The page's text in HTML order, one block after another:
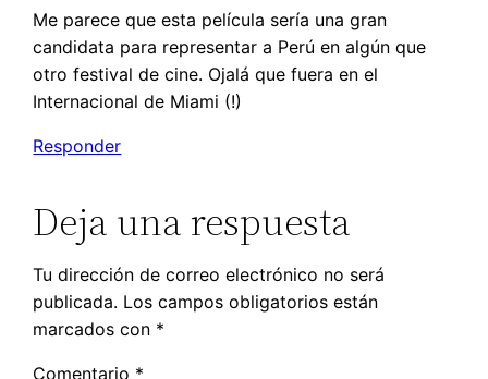
Me parece que esta película sería una gran
candidata para representar a Perú en algún que
otro festival de cine. Ojalá que fuera en el
Internacional de Miami (!)
Responder
Deja una respuesta
Tu dirección de correo electrónico no será
publicada. Los campos obligatorios están
marcados con *
Comentario *